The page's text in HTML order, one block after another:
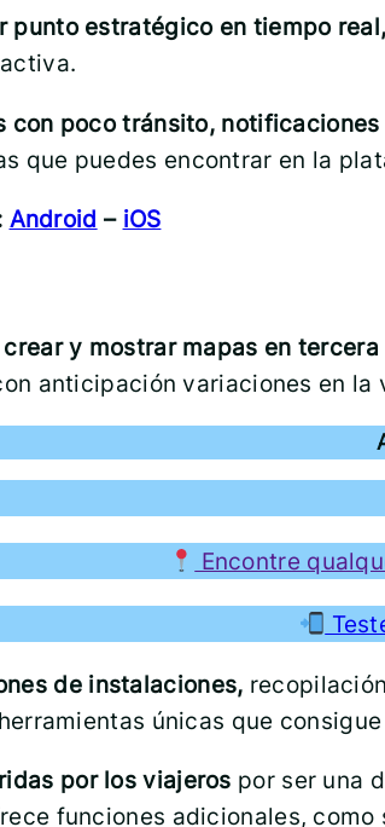
punto estratégico en tiempo real,
con poco tránsito, notificaciones
que puedes encontrar en la
Android – iOS
y mostrar mapas en
anticipación variaciones en la
Encontre
de instalaciones,
únicas que
por los viajeros por ser una
funciones adicionales,